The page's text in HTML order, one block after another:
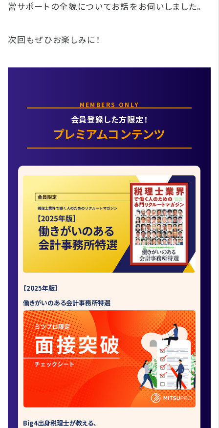
営サポートの全貌についてお話をお伺いしました。
次回もぜひお楽しみに！
MEMBERS ONLY
会員登録した方限定！
プレミアムコンテンツ
【2025年版】
働きがいのある会計事務所特選
Big4出身税理士が教える、